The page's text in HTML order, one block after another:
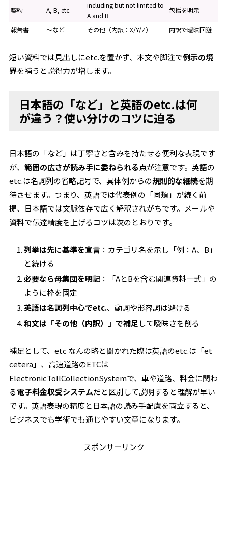
契約 A, B, etc.
including but not limited to
A and B
包括を明示
報告書 ～など その他（内訳：X/Y/Z） 内訳で曖昧回避
短い資料では見出しにetc.を置かず、本文や脚注で例示の境
界を補うと説得力が増します。
日本語の「など」と英語のetc.は何
が違う？使い分けのコツに迫る
日本語の「など」は丁寧さと含みを持たせる便利な表現です
が、範囲の広さが読み手に委ねられる点が注意です。英語の
etc.は名詞列の省略記号で、具体例からの規則的な継続を期
待させます。つまり、英語では代表例の「同類」が続く前
提、日本語では文脈依存で広く解釈されがちです。メールや
資料で伝達精度を上げるコツは次のとおりです。
列挙は先に基準を宣言 ：カテゴリ名を示し「例：A、B」
と続ける
必要なら母集団を明記 ：「AとBを含む関連資料一式」の
ように枠を固定
英語は名詞列中心でetc.、動詞や形容詞は避ける
和文は「その他（内訳）」で補足 して曖昧さを削る
補足として、etc なんの略と聞かれた際は英語のetc.は「et
cetera」、高速道路のETCは
ElectronicTollCollectionSystemで、車や道路、料金に関わ
る電子料金収受システムだと区別して説明すると理解が早い
です。英語表現の精度と日本語の読み手配慮を両立すると、
ビジネスでも学術でも通じやすい文章になります。
スポンサーリンク